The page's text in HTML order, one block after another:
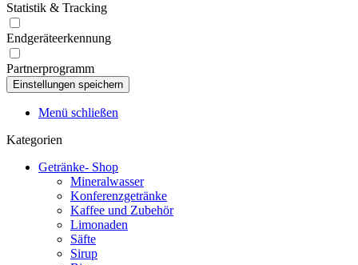
Statistik & Tracking
Endgeräteerkennung
Partnerprogramm
Menü schließen
Kategorien
Getränke- Shop
Mineralwasser
Konferenzgetränke
Kaffee und Zubehör
Limonaden
Säfte
Sirup